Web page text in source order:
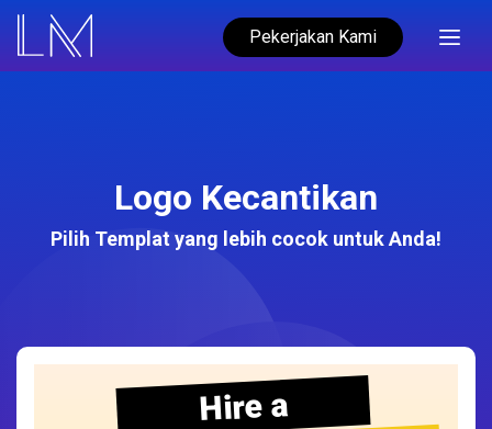
Pekerjakan Kami
Logo Kecantikan
Pilih Templat yang lebih cocok untuk Anda!
Hire a